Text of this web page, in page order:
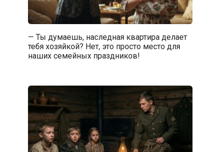
— Ты думаешь, наследная квартира делает
тебя хозяйкой? Нет, это просто место для
наших семейных праздников!